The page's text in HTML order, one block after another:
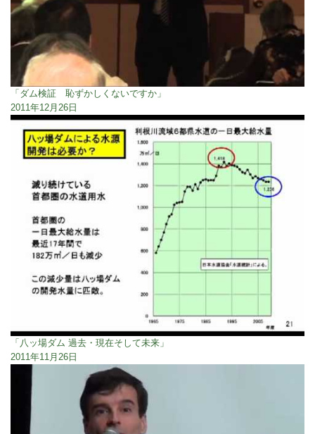
「ダム検証 恥ずかしくないですか」
2011年12月26日
「八ッ場ダム 過去・現在そして未来」
2011年11月26日